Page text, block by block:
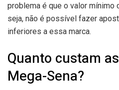
problema é que o valor mínimo
seja, não é possível fazer
inferiores a essa marca.
Quanto custam
Mega-Sena?